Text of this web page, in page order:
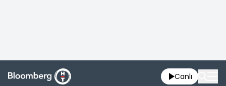
Canlı